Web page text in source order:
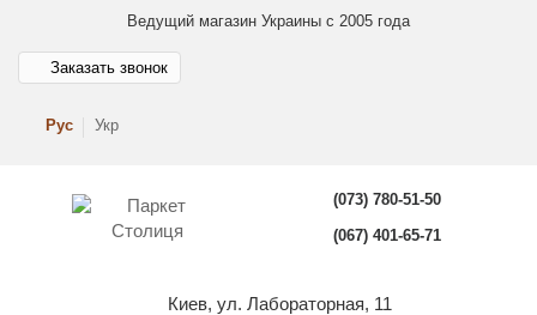
Ведущий магазин Украины с 2005 года
Рус Укр
Заказать звонок
(073) 780-51-50
(067) 401-65-71
Киев, ул. Лабораторная, 11